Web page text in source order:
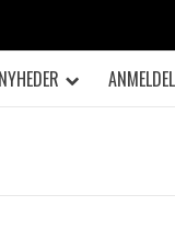
NYHEDER